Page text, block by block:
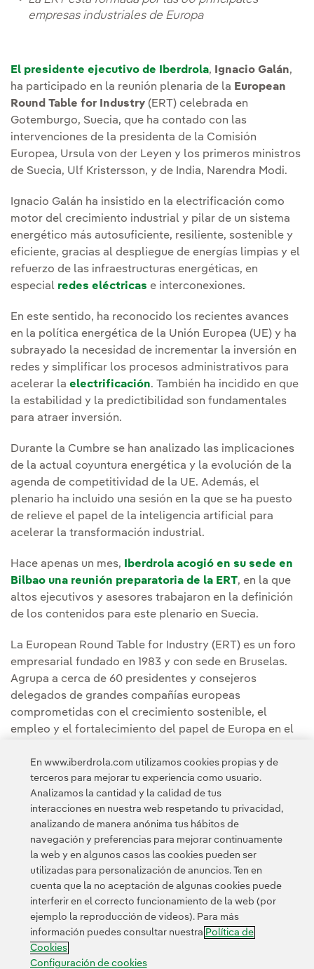
empresas industriales de Europa
El presidente ejecutivo de Iberdrola, Ignacio Galán,
ha participado en la reunión plenaria de la European
Round Table for Industry (ERT) celebrada en
Gotemburgo, Suecia, que ha contado con las
intervenciones de la presidenta de la Comisión
Europea, Ursula von der Leyen y los primeros ministros
de Suecia, Ulf Kristersson, y de India, Narendra Modi.
Ignacio Galán ha insistido en la electrificación como
motor del crecimiento industrial y pilar de un sistema
energético más autosuficiente, resiliente, sostenible y
eficiente, gracias al despliegue de energías limpias y el
refuerzo de las infraestructuras energéticas, en
especial redes eléctricas e interconexiones.
En este sentido, ha reconocido los recientes avances
en la política energética de la Unión Europea (UE) y ha
subrayado la necesidad de incrementar la inversión en
redes y simplificar los procesos administrativos para
acelerar la electrificación. También ha incidido en que
la estabilidad y la predictibilidad son fundamentales
para atraer inversión.
Durante la Cumbre se han analizado las implicaciones
de la actual coyuntura energética y la evolución de la
agenda de competitividad de la UE. Además, el
plenario ha incluido una sesión en la que se ha puesto
de relieve el papel de la inteligencia artificial para
acelerar la transformación industrial.
Hace apenas un mes,
Iberdrola acogió en su sede en
Bilbao una reunión preparatoria de la ERT, en la que
altos ejecutivos y asesores trabajaron en la definición
de los contenidos para este plenario en Suecia.
La European Round Table for Industry (ERT) es un foro
empresarial fundado en 1983 y con sede en Bruselas.
Agrupa a cerca de 60 presidentes y consejeros
delegados de grandes compañías europeas
comprometidas con el crecimiento sostenible, el
empleo y el fortalecimiento del papel de Europa en el
cerca de 3 billones de euros de ingresos anuales,
emplean a más de 6 millones de personas en todo el
mundo y destinan alrededor de 120.000 millones de
euros al año a I+D+i.
Contacta Clientes Política de Privacidad Información legal
Política de cookies
Canal de denuncias
En www.iberdrola.com utilizamos cookies propias y de
terceros para mejorar tu experiencia como usuario.
Analizamos la cantidad y la calidad de tus
interacciones en nuestra web respetando tu privacidad,
analizando de manera anónima tus hábitos de
navegación y preferencias para mejorar continuamente
la web y en algunos casos las cookies pueden ser
utilizadas para personalización de anuncios. Ten en
cuenta que la no aceptación de algunas cookies puede
interferir en el correcto funcionamiento de la web (por
ejemplo la reproducción de videos). Para más
información puedes consultar nuestra Política de
Cookies
Configuración de cookies